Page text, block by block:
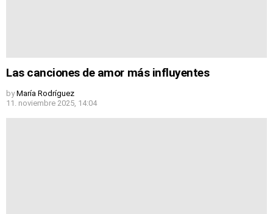
Las canciones de amor más influyentes
by María Rodríguez
11. noviembre 2025, 14:04